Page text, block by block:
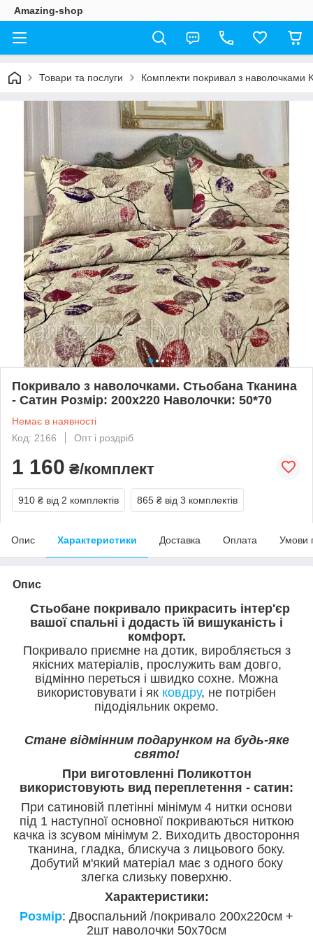
Amazing-shop
Товари та послуги Комплекти покривал з наволочками
Покривало з наволочками. Стьобана Тканина
- Сатин Розмір: 200х220 Наволочки: 50*70
Немає в наявності
Код: 2166
Опт і роздріб
1 160 ₴/комплект
910 ₴ від 2 комплектів 865 ₴ від 3 комплектів
Опис Характеристики Доставка Оплата Умови
Опис
Стьобане покривало прикрасить інтер'єр
вашої спальні і додасть їй вишуканість і
комфорт.
Покривало приємне на дотик, виробляється з
якісних матеріалів, прослужить вам довго,
відмінно переться і швидко сохне. Можна
використовувати і як ковдру, не потрібен
підодіяльник окремо.
Стане відмінним подарунком на будь-яке
свято!
При виготовленні Поликоттон
використовують вид переплетення - сатин:
При сатиновій плетінні мінімум 4 нитки основи
під 1 наступної основної покриваються ниткою
качка із зсувом мінімум 2. Виходить двостороння
тканина, гладка, блискуча з лицьового боку.
Добутий м'який матеріал має з одного боку
злегка слизьку поверхню.
Характеристики:
Розмір: Двоспальний /покривало 200х220см +
2шт наволочки 50х70см